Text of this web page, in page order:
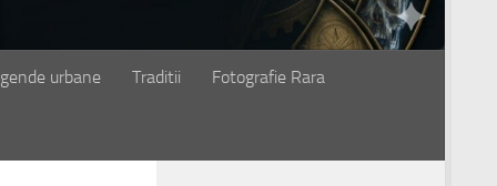
urbane Traditii Fotografie Rara